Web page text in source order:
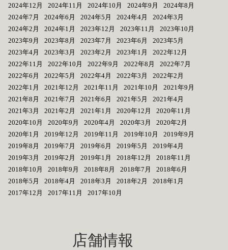
2024年12月
2024年11月 2024年10月 2024年9月
2024年8月
2024年7月
2024年6月 2024年5月 2024年4月
2024年3月
2024年2月
2024年1月 2023年12月 2023年11月
2023年10月
2023年9月
2023年8月 2023年7月 2023年6月
2023年5月
2023年4月
2023年3月 2023年2月 2023年1月
2022年12月
2022年11月
2022年10月 2022年9月 2022年8月
2022年7月
2022年6月
2022年5月 2022年4月 2022年3月
2022年2月
2022年1月
2021年12月 2021年11月 2021年10月
2021年9月
2021年8月
2021年7月 2021年6月 2021年5月
2021年4月
2021年3月
2021年2月 2021年1月 2020年12月
2020年11月
2020年10月
2020年9月 2020年4月 2020年3月
2020年2月
2020年1月
2019年12月 2019年11月 2019年10月
2019年9月
2019年8月
2019年7月 2019年6月 2019年5月
2019年4月
2019年3月
2019年2月 2019年1月 2018年12月
2018年11月
2018年10月
2018年9月 2018年8月 2018年7月
2018年6月
2018年5月
2018年4月 2018年3月 2018年2月
2018年1月
2017年12月
2017年11月 2017年10月
店舗情報